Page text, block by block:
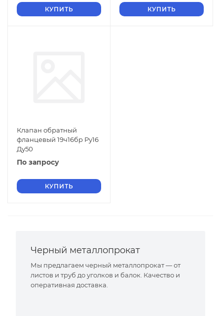
КУПИТЬ КУПИТЬ
Клапан обратный
фланцевый 19ч16бр Ру16
Ду50
По запросу
КУПИТЬ
Черный металлопрокат
Мы предлагаем черный металлопрокат — от
листов и труб до уголков и балок. Качество и
оперативная доставка.